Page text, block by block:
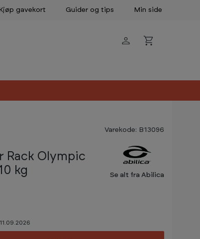
Kjøp gavekort Guider og tips Min side
Varekode: B13096
Rack Olympic
kg
Se alt fra Abilica